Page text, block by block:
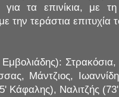
για τα επινίκια, με
την τεράστια επιτυχία
Μάντζιος,
Κάφαλης), Ναλιτζής